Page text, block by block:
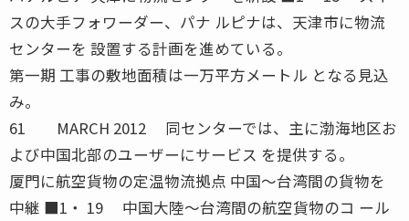
スの大手フォワーダー、パナ ルピナは、天津市に物流
センターを 設置する計画を進めている。
第一期 工事の敷地面積は一万平方メートル となる見込
み。
61 MARCH 2012 同センターでは、主に渤海地区お
よび中国北部のユーザーにサービス を提供する。
厦門に航空貨物の定温物流拠点 中国〜台湾間の貨物を
中継 ■1・ 19 中国大陸〜台湾間の航空貨物のコ ール